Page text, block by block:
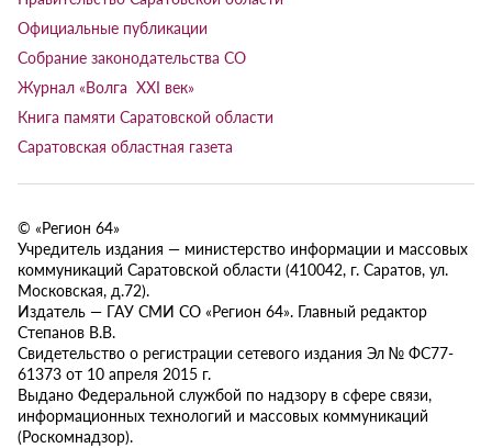
Официальные публикации
Собрание законодательства СО
Журнал «Волга XXI век»
Книга памяти Саратовской области
Саратовская областная газета
© «Регион 64»
Учредитель издания — министерство информации и массовых
коммуникаций Саратовской области (410042, г. Саратов, ул.
Московская, д.72).
Издатель — ГАУ СМИ СО «Регион 64». Главный редактор
Степанов В.В.
Свидетельство о регистрации сетевого издания Эл № ФС77-
61373 от 10 апреля 2015 г.
Выдано Федеральной службой по надзору в сфере связи,
информационных технологий и массовых коммуникаций
(Роскомнадзор).